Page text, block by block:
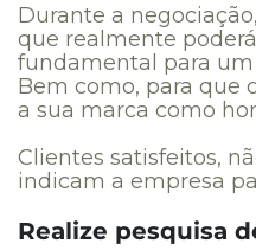
Durante a
que realmente
fundamental para
Bem como, para que
a sua marca como
Clientes satisfeitos,
indicam a empresa
Realize pesquisa